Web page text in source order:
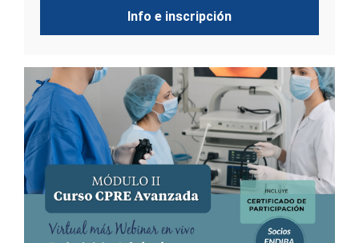
Info e inscripción